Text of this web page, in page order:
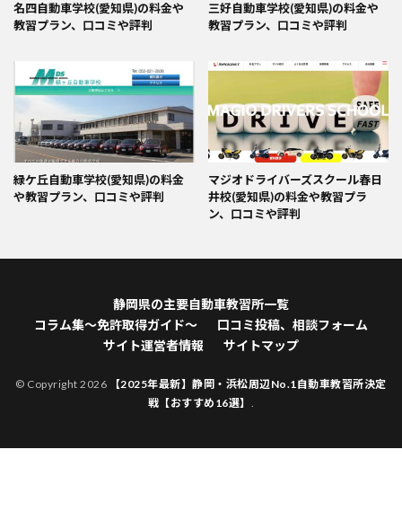
名四自動車学校(愛知県)の料金や
教習プラン、口コミや評判
三好自動車学校(愛知県)の料金や
教習プラン、口コミや評判
緑ケ丘自動車学校(愛知県)の料金
や教習プラン、口コミや評判
マジオドライバーズスクール春日
井校(愛知県)の料金や教習プラ
ン、口コミや評判
静岡県の主要自動車教習所一覧
コラム集～免許取得ガイド～
口コミ投稿、相談フォーム
サイト運営者情報
サイトマップ
© Copyright 2026
【2025年最新】静岡・浜松周辺No.1自動車教習所決定
戦【おすすめ16選】 .